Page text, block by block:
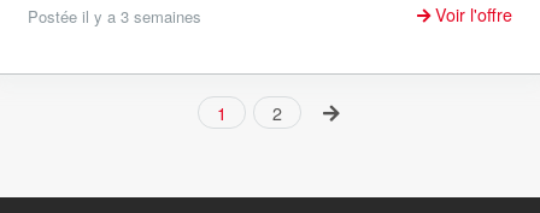
Postée il y a 3 semaines Voir l'offre
1 2